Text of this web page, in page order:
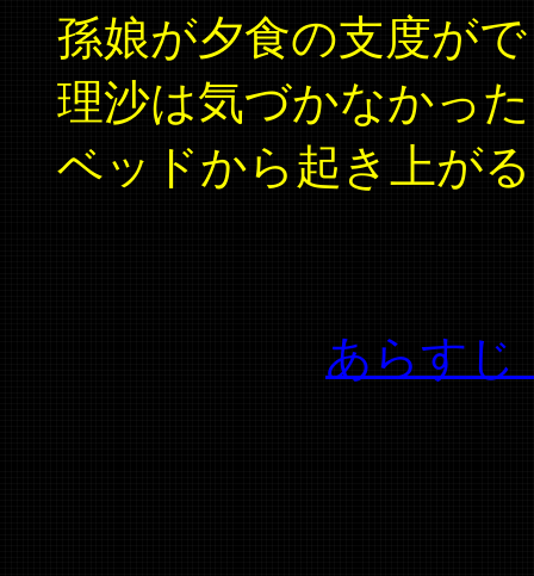
孫娘が夕食の支度が
理沙は気づかなかっ
ベッドから起き上が
あらすじ